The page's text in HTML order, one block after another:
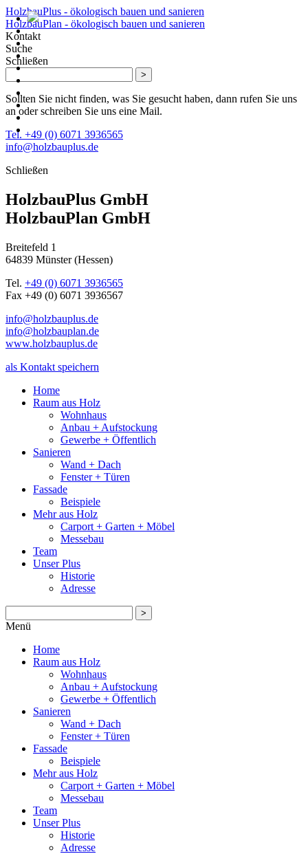
HolzbauPlus - ökologisch bauen und sanieren
HolzbauPlan - ökologisch bauen und sanieren
Kontakt
Suche
Schließen
>
Sollten Sie nicht finden, was Sie gesucht haben, dann rufen Sie uns
an oder schreiben Sie uns eine Mail.
Tel. +49 (0) 6071 3936565
info@holzbauplus.de
Schließen
HolzbauPlus GmbH
HolzbauPlan GmbH
Breitefeld 1
64839 Münster (Hessen)
Tel. +49 (0) 6071 3936565
Fax +49 (0) 6071 3936567
info@holzbauplus.de
info@holzbauplan.de
www.holzbauplus.de
als Kontakt speichern
Home
Raum aus Holz
Wohnhaus
Anbau + Aufstockung
Gewerbe + Öffentlich
Sanieren
Wand + Dach
Fenster + Türen
Fassade
Beispiele
Mehr aus Holz
Carport + Garten + Möbel
Messebau
Team
Unser Plus
Historie
Adresse
>
Menü
Home
Raum aus Holz
Wohnhaus
Anbau + Aufstockung
Gewerbe + Öffentlich
Sanieren
Wand + Dach
Fenster + Türen
Fassade
Beispiele
Mehr aus Holz
Carport + Garten + Möbel
Messebau
Team
Unser Plus
Historie
Adresse